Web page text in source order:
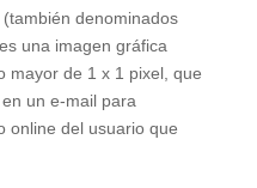
denominados
una imagen gráfica
mayor de 1 x 1 pixel, que
un e-mail para
online del usuario que